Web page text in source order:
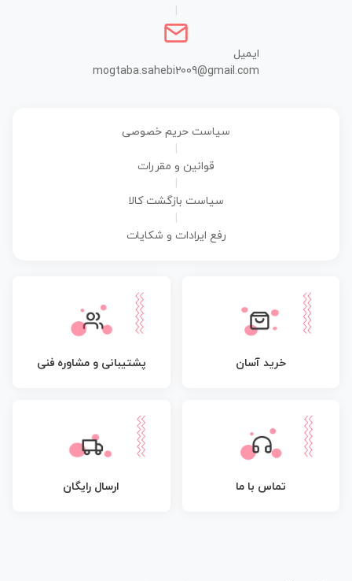
ایمیل
mogtaba.sahebi2009@gmail.com
سیاست حریم خصوصی
قوانین و مقررات
سیاست بازگشت کالا
رفع ایرادات و شکایات
خرید آسان پشتیبانی و مشاوره فنی
تماس با ما ارسال رایگان